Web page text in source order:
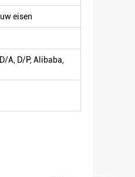
eisen
A, D/P, Alibaba,